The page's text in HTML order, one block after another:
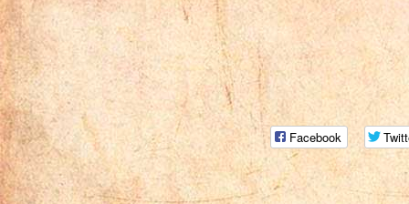
Facebook